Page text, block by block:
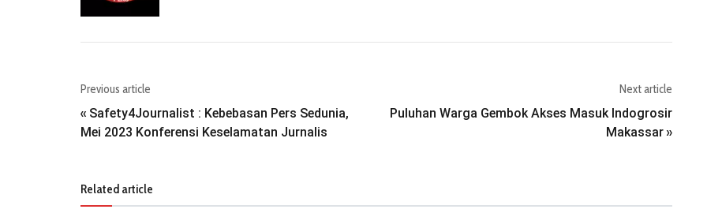
Previous article
« Safety4Journalist : Kebebasan Pers Sedunia,
Mei 2023 Konferensi Keselamatan Jurnalis
Next article
Puluhan Warga Gembok Akses Masuk Indogrosir
Makassar »
Related article